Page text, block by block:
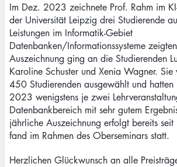
Im Dez. 2023 zeichnete Prof. Rahm im
der Universität Leipzig drei Studierende
Leistungen im Informatik-Gebiet
Datenbanken/Informationssysteme
Auszeichnung ging an die Studierenden
Karoline Schuster und Xenia Wagner.
450 Studierenden ausgewählt und hatten
2023 wenigstens je zwei
Datenbankbereich mit sehr gutem
jährliche Auszeichnung erfolgt bereits
fand im Rahmen des Oberseminars statt.
Herzlichen Glückwunsch an alle